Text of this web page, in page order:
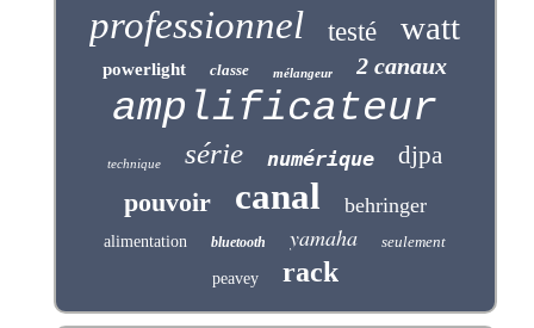
professionnel testé watt
powerlight classe mélangeur 2 canaux
amplificateur
technique série numérique djpa
pouvoir canal behringer
alimentation bluetooth yamaha seulement
peavey rack